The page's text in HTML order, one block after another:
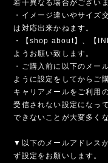
若干異なる場合がございま
・イメージ違いやサイズ
は対応出来かねます。
・【shop about】、【
ようお願い致します。
・ご購入前に以下のメー
ように設定をしてからご
キャリアメールをご利用
受信されない設定になっ
できないことが大変多く
▼以下のメールアドレス
ず設定をお願いします。